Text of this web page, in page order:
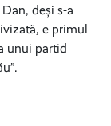
deși s-a
e primul
unui partid